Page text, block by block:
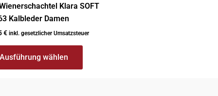
Klara SOFT
Kalbleder Damen
€ inkl. gesetzlicher Umsatzsteuer
Ausführung wählen